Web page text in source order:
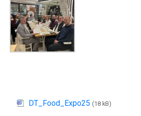
DT_Food_Expo25 (18 kB)